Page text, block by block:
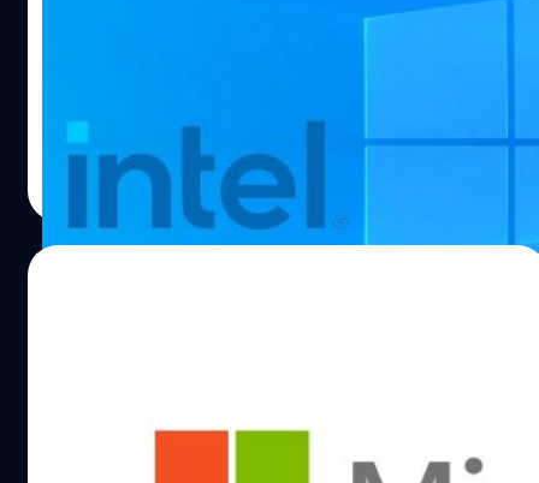
Alder Lake ที่จะรองรับ DDR 5 และ PCIe 5.0 ผู้ใช้ทวิตเตอร์
ชื่อ Moore's Law Is Dead ได้ออกมาทวิตว่า ตัว CPU เจนใหม่
ของ Intel จะเปิดตัวในช่วงฮาโลวีนปีนี้และในช่วงเดียวกันทาง
Microsoft ก็เตรียมจะปล่อยอัปเดตใหญ่ของ Windows ออก
มา ซึ้งทั้ง 2 บริษัทได้ทำงานร่วมกันเป็นปกติอยู่แล้วเพื่อที่จะ
ปรมัตถ์ วิไลสุขศรี | 1886 days ago
Read More
และ​ Office LTSC (Long-Term Servicing Channel) สำหรับ​
เชิงพาณิชย์​ ซึ่งจะเปิดให้ใช้งานภายในสิ้นปีนี้ทั้งแบบ